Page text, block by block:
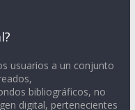
usuarios a un conjunto
bibliográficos, no
digital, pertenecientes